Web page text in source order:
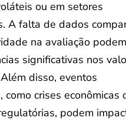
ou em setores
A falta de dados
na avaliação
significativas nos
disso, eventos
como crises econômicas
podem